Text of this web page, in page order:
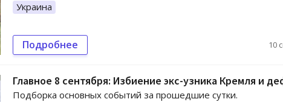
Украина
Подробнее 10
Главное 8 сентября: Избиение экс-узника Кремля и
Подборка основных событий за прошедшие сутки.